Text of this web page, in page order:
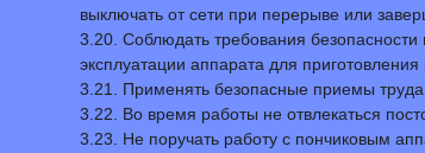
выключать от сети при перерыве или
3.20. Соблюдать требования
эксплуатации аппарата для приготовления
3.21. Применять безопасные приемы труда,
3.22. Во время работы не отвлекаться
3.23. Не поручать работу с пончиковым